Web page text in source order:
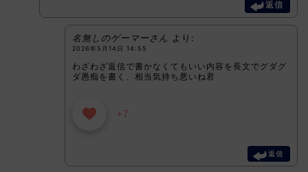
返信
名無しのゲーマーさん より:
2026年5月14日 14:55
わざわざ返信で書かなくてもいい内容を長文でグダグ
ダ愚痴を書く、相当気持ち悪いね君
+7
返信